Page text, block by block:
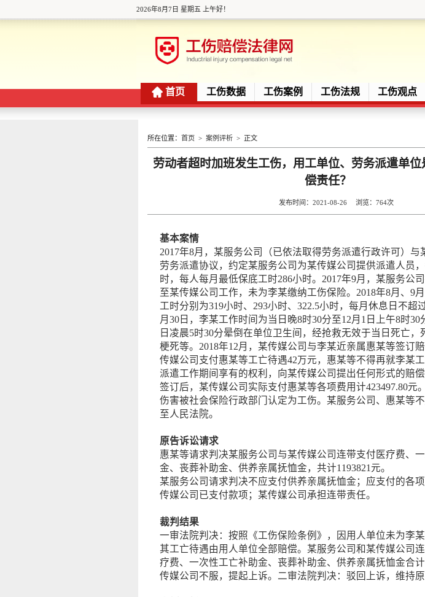
2026年8月7日 星期五 上午好！
首页 工伤数据 工伤案例 工伤法规 工伤观点
所在位置： 首页> 案例评析> 正文
劳动者超时加班发生工伤，用工单位、劳务派遣单
偿责任？
发布时间：2021-08-26 浏览：764次
基本案情
2017年8月，某服务公司（已依法取得劳务派遣行政许可）与
劳务派遣协议，约定某服务公司为某传媒公司提供派遣人员
时，每人每月最低保底工时286小时。2017年9月，某服务公
至某传媒公司工作，未为李某缴纳工伤保险。2018年8月、9
工时分别为319小时、293小时、322.5小时，每月休息日不超
月30日，李某工作时间为当日晚8时30分至12月1日上午8时30
日凌晨5时30分晕倒在单位卫生间，经抢救无效于当日死亡，
梗死等。2018年12月，某传媒公司与李某近亲属惠某等签订
传媒公司支付惠某等工亡待遇42万元，惠某等不得再就李某
派遣工作期间享有的权利，向某传媒公司提出任何形式的赔
签订后，某传媒公司实际支付惠某等各项费用计423497.80元
伤害被社会保险行政部门认定为工伤。某服务公司、惠某等
至人民法院。
原告诉讼请求
惠某等请求判决某服务公司与某传媒公司连带支付医疗费、
金、丧葬补助金、供养亲属抚恤金，共计1193821元。
某服务公司请求判决不应支付供养亲属抚恤金；应支付的各
传媒公司已支付款项；某传媒公司承担连带责任。
裁判结果
一审法院判决：按照《工伤保险条例》，因用人单位未为李某
其工亡待遇由用人单位全部赔偿。某服务公司和某传媒公司
疗费、一次性工亡补助金、丧葬补助金、供养亲属抚恤金合计
传媒公司不服，提起上诉。二审法院判决：驳回上诉，维持原